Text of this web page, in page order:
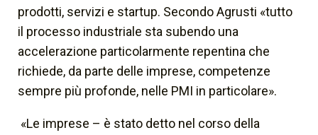
prodotti, servizi e startup. Secondo Agrusti «tutto
il processo industriale sta subendo una
accelerazione particolarmente repentina che
richiede, da parte delle imprese, competenze
sempre più profonde, nelle PMI in particolare».
«Le imprese – è stato detto nel corso della